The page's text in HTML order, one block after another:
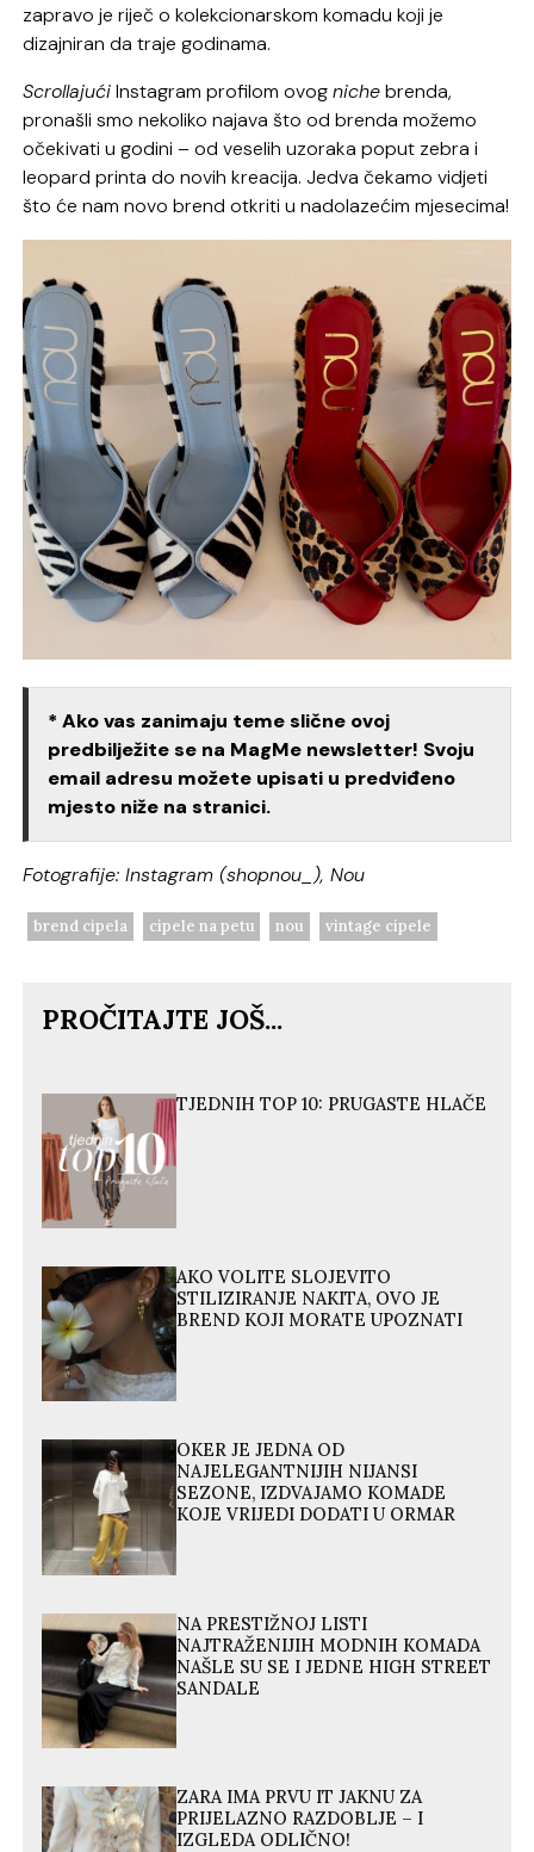
zapravo je riječ o kolekcionarskom komadu koji je
dizajniran da traje godinama.
ScrollajućiInstagram profilom ovognichebrenda,
pronašli smo nekoliko najava što od brenda možemo
očekivati u godini – od veselih uzoraka poput zebra i
leopard printa do novih kreacija. Jedva čekamo vidjeti
što će nam novo brend otkriti u nadolazećim mjesecima!
* Ako vas zanimaju teme slične ovoj
predbilježite se na MagMe newsletter! Svoju
email adresu možete upisati u predviđeno
mjesto niže na stranici.
Fotografije: Instagram (shopnou_), Nou
brend cipela cipele na petu nou vintage cipele
PROČITAJTE JOŠ...
TJEDNIH TOP 10: PRUGASTE HLAČE
AKO VOLITE SLOJEVITO
STILIZIRANJE NAKITA, OVO JE
BREND KOJI MORATE UPOZNATI
OKER JE JEDNA OD
NAJELEGANTNIJIH NIJANSI
SEZONE, IZDVAJAMO KOMADE
KOJE VRIJEDI DODATI U ORMAR
NA PRESTIŽNOJ LISTI
NAJTRAŽENIJIH MODNIH KOMADA
NAŠLE SU SE I JEDNE HIGH STREET
SANDALE
ZARA IMA PRVU IT JAKNU ZA
PRIJELAZNO RAZDOBLJE – I
IZGLEDA ODLIČNO!